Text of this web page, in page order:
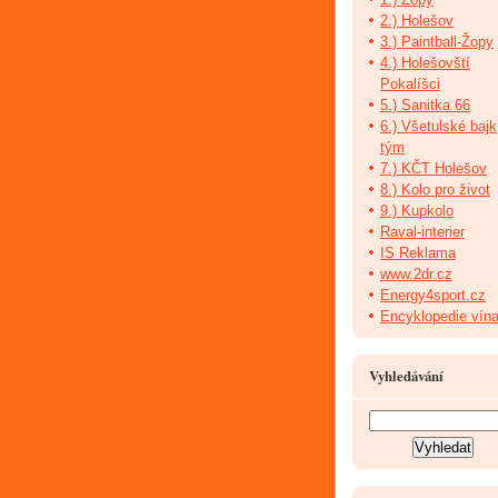
2.) Holešov
3.) Paintball-Žopy
4.) Holešovští
Pokalíšci
5.) Sanitka 66
6.) Všetulské bajk
tým
7.) KČT Holešov
8.) Kolo pro život
9.) Kupkolo
Raval-interier
IS Reklama
www.2dr.cz
Energy4sport.cz
Encyklopedie vína
Vyhledávání